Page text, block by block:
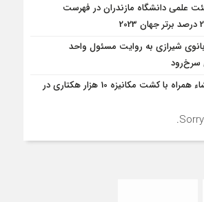
هیئت علمی دانشگاه مازندران در فهرست
شیرازی به روایت مسئول واحد
سرخ‌رود
فعالیت 2 بانک نشاء همراه با کشت مکانیزه 10 هزار هکتاری در